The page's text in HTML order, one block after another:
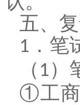
五、
1 ． 笔
（ 1 ）
①工